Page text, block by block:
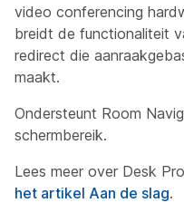
video conferencing
breidt de functionaliteit
redirect die
maakt.
Ondersteunt Room
schermbereik.
Lees meer over Desk
het artikel Aan de slag.